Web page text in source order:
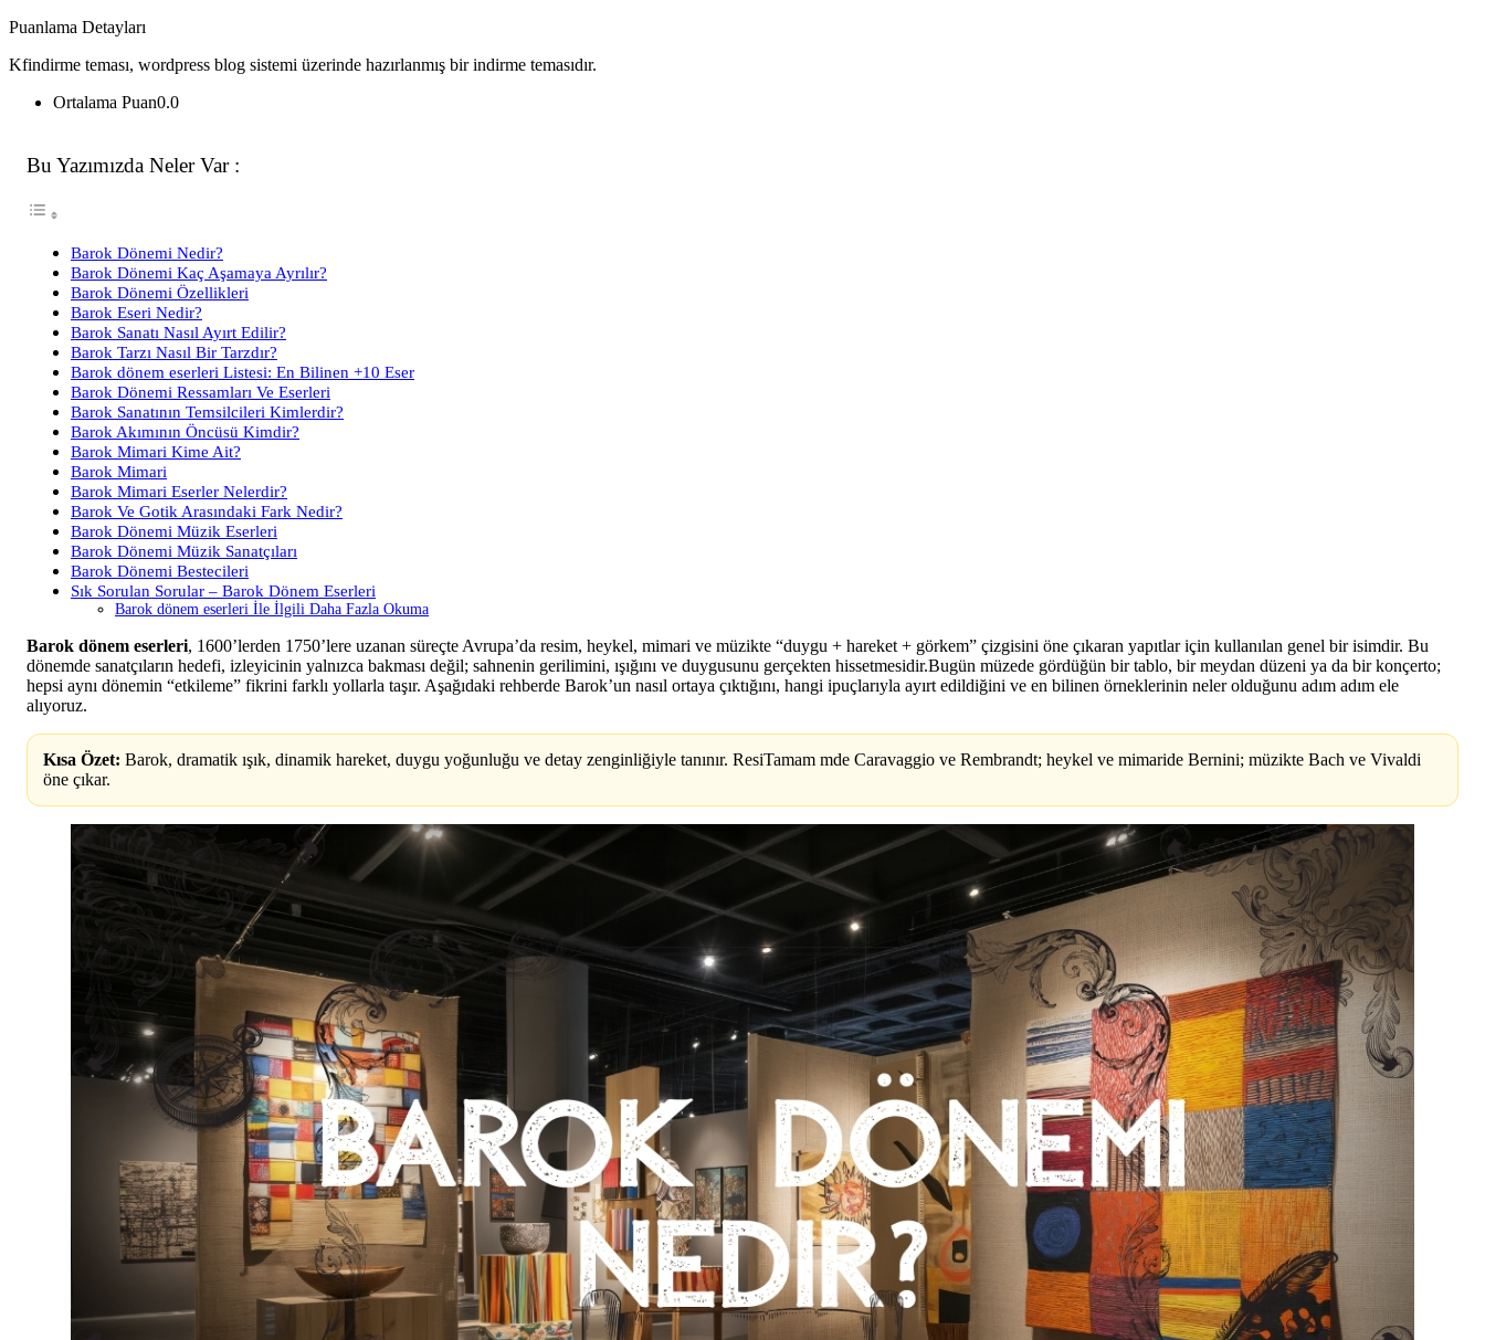
Puanlama Detayları
Kfindirme teması, wordpress blog sistemi üzerinde hazırlanmış bir indirme temasıdır.
Ortalama Puan0.0
Bu Yazımızda Neler Var :
Barok Dönemi Nedir?
Barok Dönemi Kaç Aşamaya Ayrılır?
Barok Dönemi Özellikleri
Barok Eseri Nedir?
Barok Sanatı Nasıl Ayırt Edilir?
Barok Tarzı Nasıl Bir Tarzdır?
Barok dönem eserleri Listesi: En Bilinen +10 Eser
Barok Dönemi Ressamları Ve Eserleri
Barok Sanatının Temsilcileri Kimlerdir?
Barok Akımının Öncüsü Kimdir?
Barok Mimari Kime Ait?
Barok Mimari
Barok Mimari Eserler Nelerdir?
Barok Ve Gotik Arasındaki Fark Nedir?
Barok Dönemi Müzik Eserleri
Barok Dönemi Müzik Sanatçıları
Barok Dönemi Bestecileri
Sık Sorulan Sorular – Barok Dönem Eserleri
Barok dönem eserleri İle İlgili Daha Fazla Okuma
Barok dönem eserleri, 1600’lerden 1750’lere uzanan süreçte Avrupa’da resim, heykel, mimari ve müzikte “duygu + hareket + görkem” çizgisini öne çıkaran yapıtlar için kullanılan genel bir isimdir. Bu
dönemde sanatçıların hedefi, izleyicinin yalnızca bakması değil; sahnenin gerilimini, ışığını ve duygusunu gerçekten hissetmesidir.Bugün müzede gördüğün bir tablo, bir meydan düzeni ya da bir konçerto;
hepsi aynı dönemin “etkileme” fikrini farklı yollarla taşır. Aşağıdaki rehberde Barok’un nasıl ortaya çıktığını, hangi ipuçlarıyla ayırt edildiğini ve en bilinen örneklerinin neler olduğunu adım adım ele
alıyoruz.
Kısa Özet: Barok, dramatik ışık, dinamik hareket, duygu yoğunluğu ve detay zenginliğiyle tanınır. ResiTamam mde Caravaggio ve Rembrandt; heykel ve mimaride Bernini; müzikte Bach ve Vivaldi
öne çıkar.